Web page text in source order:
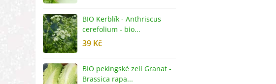
BIO Kerblík - Anthriscus
cerefolium - bio...
39 Kč
BIO pekingské zelí Granat -
Brassica rapa...